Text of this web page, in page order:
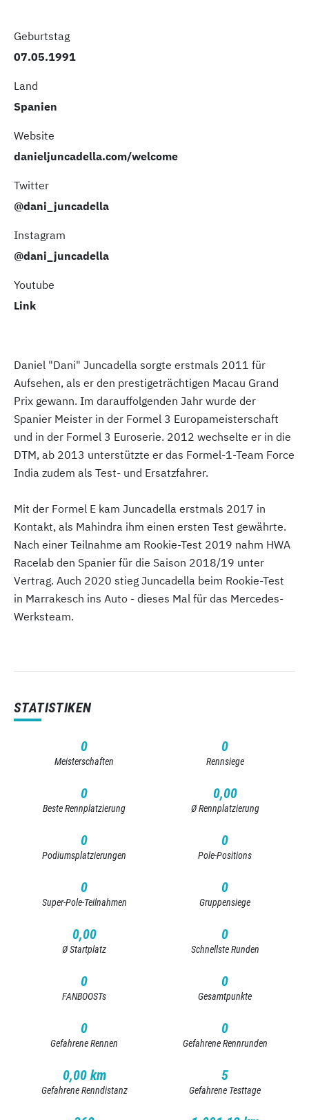
Geburtstag
07.05.1991
Land
Spanien
Website
danieljuncadella.com/welcome
Twitter
@dani_juncadella
Instagram
@dani_juncadella
Youtube
Link
Daniel "Dani" Juncadella sorgte erstmals 2011 für
Aufsehen, als er den prestigeträchtigen Macau Grand
Prix gewann. Im darauffolgenden Jahr wurde der
Spanier Meister in der Formel 3 Europameisterschaft
und in der Formel 3 Euroserie. 2012 wechselte er in die
DTM, ab 2013 unterstützte er das Formel-1-Team Force
India zudem als Test- und Ersatzfahrer.
Mit der Formel E kam Juncadella erstmals 2017 in
Kontakt, als Mahindra ihm einen ersten Test gewährte.
Nach einer Teilnahme am Rookie-Test 2019 nahm HWA
Racelab den Spanier für die Saison 2018/19 unter
Vertrag. Auch 2020 stieg Juncadella beim Rookie-Test
in Marrakesch ins Auto - dieses Mal für das Mercedes-
Werksteam.
STATISTIKEN
0
Meisterschaften
0
Rennsiege
0
Beste Rennplatzierung
0,00
Ø Rennplatzierung
0
Podiumsplatzierungen
0
Pole-Positions
0
Super-Pole-Teilnahmen
0
Gruppensiege
0,00
Ø Startplatz
0
Schnellste Runden
0
FANBOOSTs
0
Gesamtpunkte
0
Gefahrene Rennen
0
Gefahrene Rennrunden
0,00 km
Gefahrene Renndistanz
5
Gefahrene Testtage